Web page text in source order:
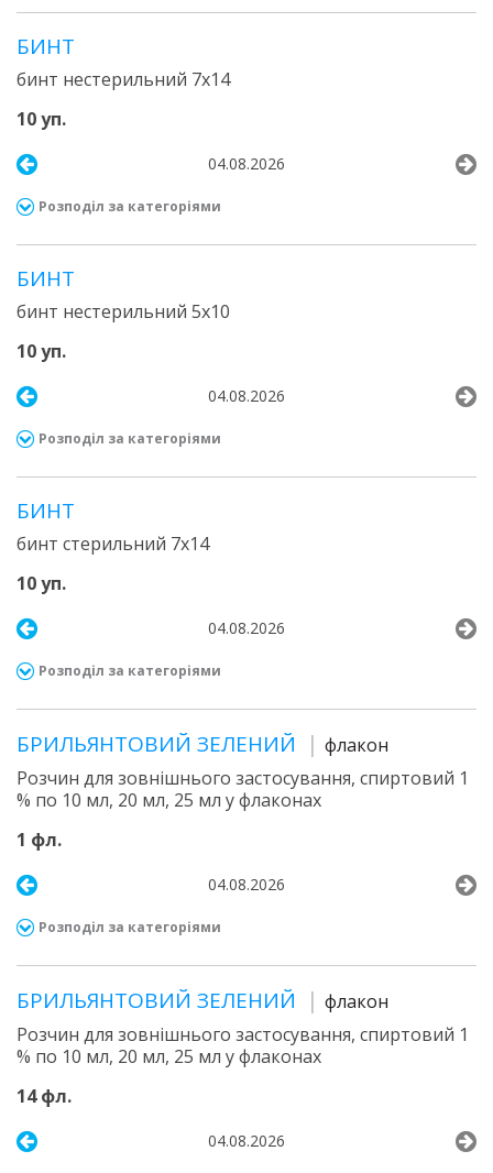
БИНТ
бинт нестерильний 7х14
10 уп.
04.08.2026
Розподіл за категоріями
БИНТ
бинт нестерильний 5х10
10 уп.
04.08.2026
Розподіл за категоріями
БИНТ
бинт стерильний 7х14
10 уп.
04.08.2026
Розподіл за категоріями
БРИЛЬЯНТОВИЙ ЗЕЛЕНИЙ
флакон
Розчин для зовнішнього застосування, спиртовий 1
% по 10 мл, 20 мл, 25 мл у флаконах
1 фл.
04.08.2026
Розподіл за категоріями
БРИЛЬЯНТОВИЙ ЗЕЛЕНИЙ
флакон
Розчин для зовнішнього застосування, спиртовий 1
% по 10 мл, 20 мл, 25 мл у флаконах
14 фл.
04.08.2026